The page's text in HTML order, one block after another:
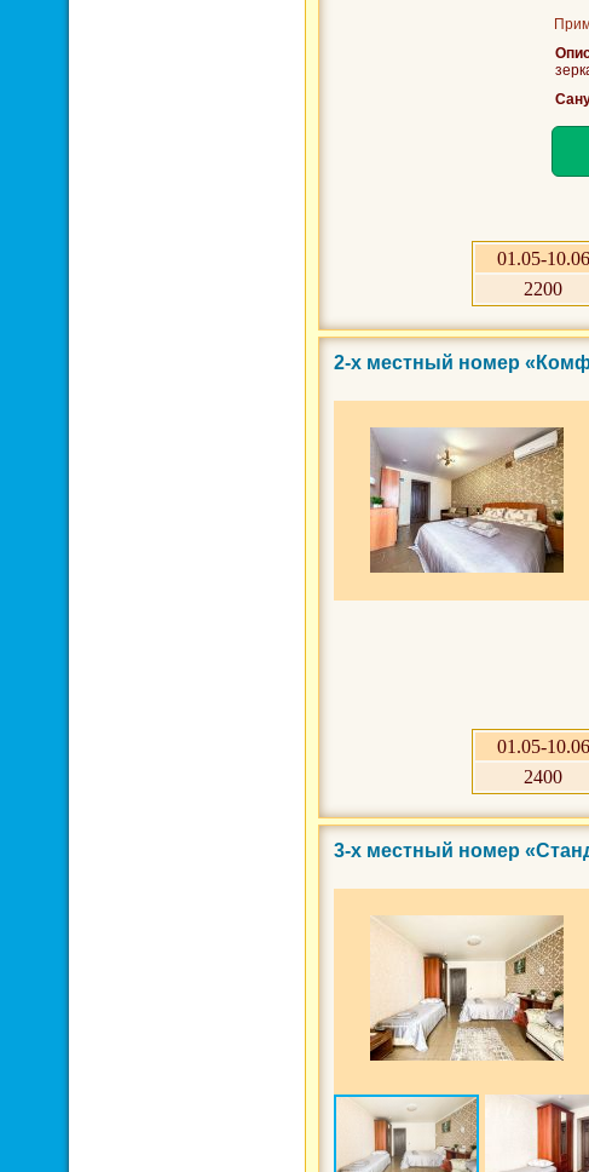
01.05-10.06
2200
2-х местный номер
01.05-10.06
2400
3-х местный номер